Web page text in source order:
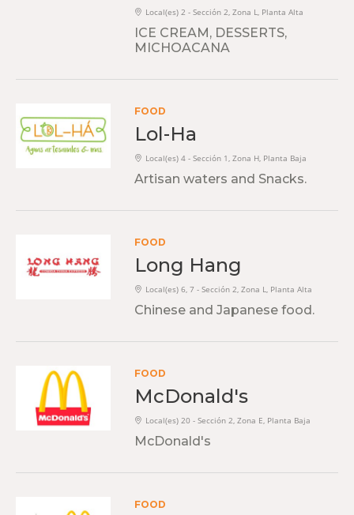
Local(es) 2 - Sección 2, Zona L, Planta Alta
ICE CREAM, DESSERTS,
MICHOACANA
FOOD
Lol-Ha
Local(es) 4 - Sección 1, Zona H, Planta Baja
Artisan waters and Snacks.
FOOD
Long Hang
Local(es) 6, 7 - Sección 2, Zona L, Planta Alta
Chinese and Japanese food.
FOOD
McDonald's
Local(es) 20 - Sección 2, Zona E, Planta Baja
McDonald's
FOOD